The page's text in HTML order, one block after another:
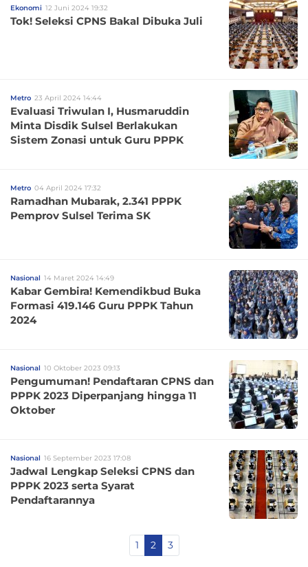
Ekonomi 12 Juni 2024 19:32
Tok! Seleksi CPNS Bakal Dibuka Juli
Metro 23 April 2024 14:44
Evaluasi Triwulan I, Husmaruddin
Minta Disdik Sulsel Berlakukan
Sistem Zonasi untuk Guru PPPK
Metro 04 April 2024 17:32
Ramadhan Mubarak, 2.341 PPPK
Pemprov Sulsel Terima SK
Nasional 14 Maret 2024 14:49
Kabar Gembira! Kemendikbud Buka
Formasi 419.146 Guru PPPK Tahun
2024
Nasional 10 Oktober 2023 09:13
Pengumuman! Pendaftaran CPNS dan
PPPK 2023 Diperpanjang hingga 11
Oktober
Nasional 16 September 2023 17:08
Jadwal Lengkap Seleksi CPNS dan
PPPK 2023 serta Syarat
Pendaftarannya
1 2 3